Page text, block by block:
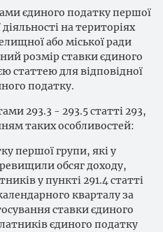
єдиного податку першої
діяльності на територіях
або міської ради
розмір ставки єдиного
статтею для відповідної
податку.
293.3 - 293.5 статті 293,
таких особливостей:
першої групи, які у
обсяг доходу,
у пункті 291.4 статті
кварталу за
ставки єдиного
єдиного податку